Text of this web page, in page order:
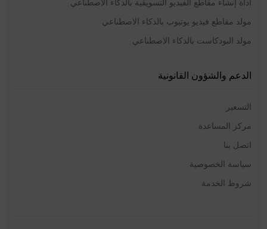
أداة إنشاء مقاطع الفيديو التسويقية بالذكاء الاصطناعي
مولد مقاطع فيديو يوتيوب بالذكاء الاصطناعي
مولد البودكاست بالذكاء الاصطناعي
الدعم والشؤون القانونية
التسعير
مركز المساعدة
اتصل بنا
سياسة الخصوصية
شروط الخدمة